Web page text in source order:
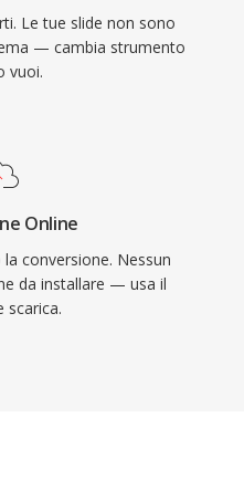
Le tue slide non sono
— cambia strumento
vuoi.
Online
conversione. Nessun
da installare — usa il
scarica.